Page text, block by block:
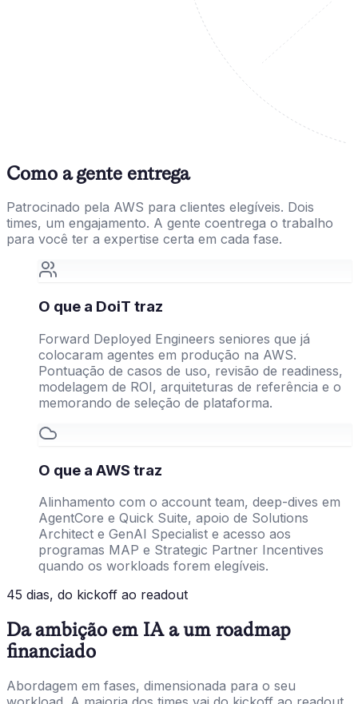
Como a gente entrega
Patrocinado pela AWS para clientes elegíveis. Dois
times, um engajamento. A gente coentrega o trabalho
para você ter a expertise certa em cada fase.
O que a DoiT traz
Forward Deployed Engineers seniores que já
colocaram agentes em produção na AWS.
Pontuação de casos de uso, revisão de readiness,
modelagem de ROI, arquiteturas de referência e o
memorando de seleção de plataforma.
O que a AWS traz
Alinhamento com o account team, deep-dives em
AgentCore e Quick Suite, apoio de Solutions
Architect e GenAI Specialist e acesso aos
programas MAP e Strategic Partner Incentives
quando os workloads forem elegíveis.
45 dias, do kickoff ao readout
Da ambição em IA a um roadmap
financiado
Abordagem em fases, dimensionada para o seu